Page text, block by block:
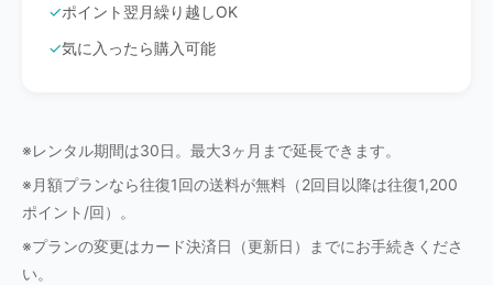
ポイント翌月繰り越しOK
気に入ったら購入可能
※レンタル期間は30日。最大3ヶ月まで延長できます。
※月額プランなら往復1回の送料が無料（2回目以降は往復1,200
ポイント/回）。
※プランの変更はカード決済日（更新日）までにお手続きくださ
い。